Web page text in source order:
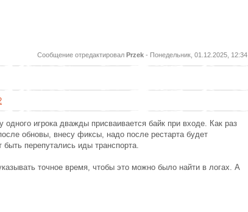
Сообщение отредактировал Przek - Понедельник, 01.12.2025, 12:34
одного игрока дважды присваивается байк при входе. Как раз
обновы, внесу фиксы, надо после рестарта будет
перепутались иды транспорта.
точное время, чтобы это можно было найти в логах. А